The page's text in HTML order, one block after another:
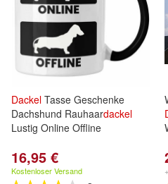
Dackel Tasse Geschenke
Dachshund Rauhaardackel
Lustig Online Offline
16,95 €
Kostenloser Versand